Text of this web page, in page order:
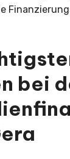
bei